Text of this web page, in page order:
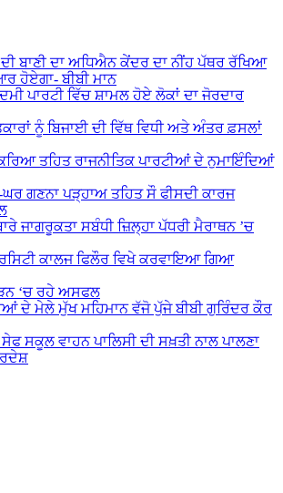
ਬਾਣੀ ਦਾ ਅਧਿਐਨ ਕੇਂਦਰ ਦਾ ਨੀਂਹ ਪੱਥਰ ਰੱਖਿਆ
ਹੋਏਗਾ- ਬੀਬੀ ਮਾਨ
ਪਾਰਟੀ ਵਿੱਚ ਸ਼ਾਮਲ ਹੋਏ ਲੋਕਾਂ ਦਾ ਜੋਰਦਾਰ
ਨੂੰ ਬਿਜਾਈ ਦੀ ਵਿੱਥ ਵਿਧੀ ਅਤੇ ਅੰਤਰ ਫ਼ਸਲਾਂ
ਤਹਿਤ ਰਾਜਨੀਤਿਕ ਪਾਰਟੀਆਂ ਦੇ ਨੁਮਾਇੰਦਿਆਂ
ਗਣਨਾ ਪੜ੍ਹਾਅ ਤਹਿਤ ਸੌ ਫੀਸਦੀ ਕਾਰਜ
ਜਾਗਰੂਕਤਾ ਸਬੰਧੀ ਜ਼ਿਲ੍ਹਾ ਪੱਧਰੀ ਮੈਰਾਥਨ ’ਚ
ਕਾਲਜ ਫਿਲੌਰ ਵਿਖੇ ਕਰਵਾਇਆ ਗਿਆ
‘ਚ ਰਹੇ ਅਸਫਲ
ਦੇ ਮੇਲੇ ਮੁੱਖ ਮਹਿਮਾਨ ਵੱਜੋ ਪੁੱਜੇ ਬੀਬੀ ਗੁਰਿੰਦਰ ਕੌਰ
ਸਕੂਲ ਵਾਹਨ ਪਾਲਿਸੀ ਦੀ ਸਖ਼ਤੀ ਨਾਲ ਪਾਲਣਾ